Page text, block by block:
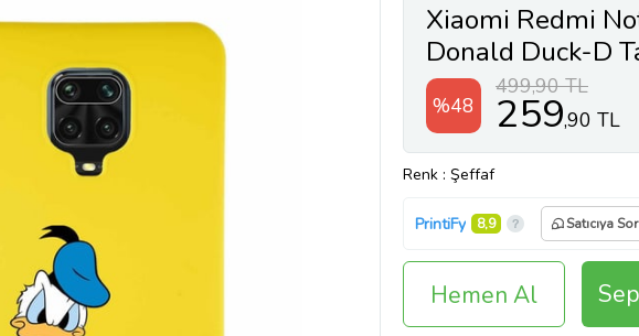
Xiaomi Redmi
Donald Duck-D
(Şeffaf)
%48
499,90 TL
259,90 TL
Renk : Şeffaf
PrintiFy 8,9 Satıcıya Sor
Hemen Al